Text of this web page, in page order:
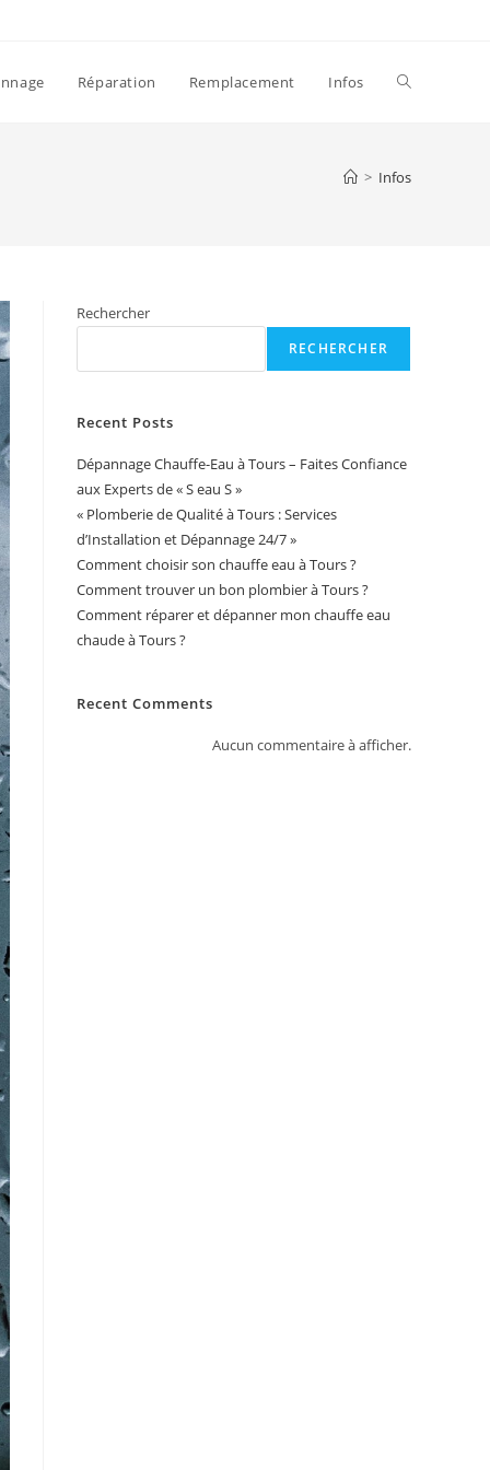
Réparation Remplacement Infos Toggle
> Infos
Rechercher
RECHERCHER
Recent Posts
Dépannage Chauffe-Eau à Tours – Faites Confiance
aux Experts de « S eau S »
« Plomberie de Qualité à Tours : Services
d’Installation et Dépannage 24/7 »
Comment choisir son chauffe eau à Tours ?
Comment trouver un bon plombier à Tours ?
Comment réparer et dépanner mon chauffe eau
chaude à Tours ?
Recent Comments
Aucun commentaire à afficher.